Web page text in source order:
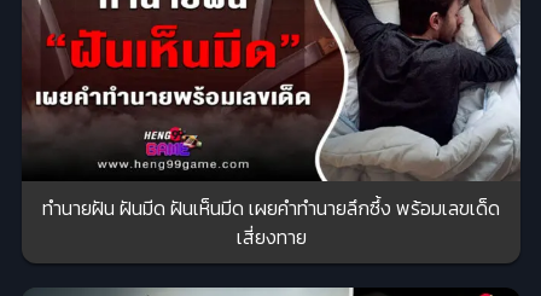
ทำนายฝัน ฝันมีด ฝันเห็นมีด เผยคำทำนายลึกซึ้ง พร้อมเลขเด็ด
เสี่ยงทาย